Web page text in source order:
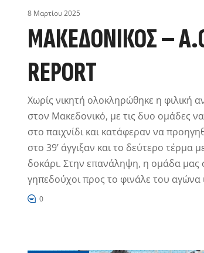
8 Μαρτίου 2025
ΜΑΚΕΔΟΝΙΚΟΣ –
REPORT
Χωρίς νικητή ολοκληρώθηκε η φιλική
στον Μακεδονικό, με τις δυο ομάδες
στο παιχνίδι και κατάφεραν να
στο 39’ άγγιξαν και το δεύτερο
δοκάρι. Στην επανάληψη, η ομάδα μας
γηπεδούχοι προς το φινάλε του
0